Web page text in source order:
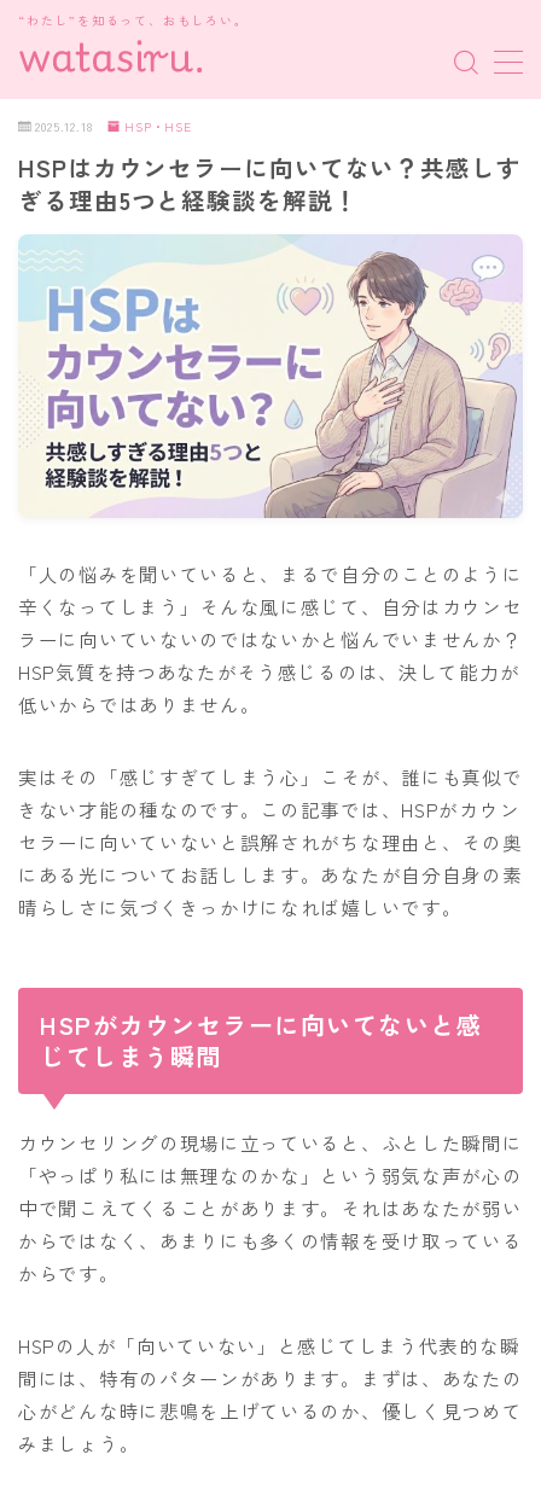
“わたし”を知るって、おもしろい。
MENU
MBTI診断
HSP・HSE
新着記事
2025.12.18 HSP・HSE
HSPはカウンセラーに向いてない？共感しす
ぎる理由5つと経験談を解説！
「人の悩みを聞いていると、まるで自分のことのように
辛くなってしまう」そんな風に感じて、自分はカウンセ
ラーに向いていないのではないかと悩んでいませんか？
HSP気質を持つあなたがそう感じるのは、決して能力が
低いからではありません。
実はその「感じすぎてしまう心」こそが、誰にも真似で
きない才能の種なのです。この記事では、HSPがカウン
セラーに向いていないと誤解されがちな理由と、その奥
にある光についてお話しします。あなたが自分自身の素
晴らしさに気づくきっかけになれば嬉しいです。
HSPがカウンセラーに向いてないと感
じてしまう瞬間
カウンセリングの現場に立っていると、ふとした瞬間に
「やっぱり私には無理なのかな」という弱気な声が心の
中で聞こえてくることがあります。それはあなたが弱い
からではなく、あまりにも多くの情報を受け取っている
からです。
HSPの人が「向いていない」と感じてしまう代表的な瞬
間には、特有のパターンがあります。まずは、あなたの
心がどんな時に悲鳴を上げているのか、優しく見つめて
みましょう。